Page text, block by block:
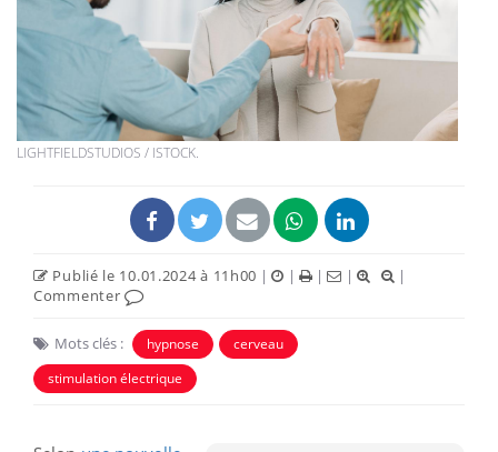
LIGHTFIELDSTUDIOS / ISTOCK.
Publié le 10.01.2024 à 11h00 | | | |
|
Commenter
Mots clés : hypnose
cerveau
stimulation électrique